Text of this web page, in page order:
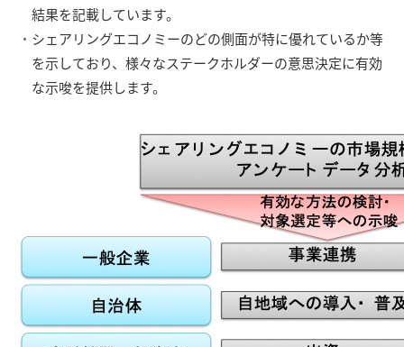
結果を記載しています。
シェアリングエコノミーのどの側面が特に優れているか等
を示しており、様々なステークホルダーの意思決定に有効
な示唆を提供します。